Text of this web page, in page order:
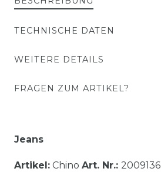
TECHNISCHE DATEN
WEITERE DETAILS
FRAGEN ZUM ARTIKEL?
Jeans
Artikel: Chino Art. Nr.: 2009136